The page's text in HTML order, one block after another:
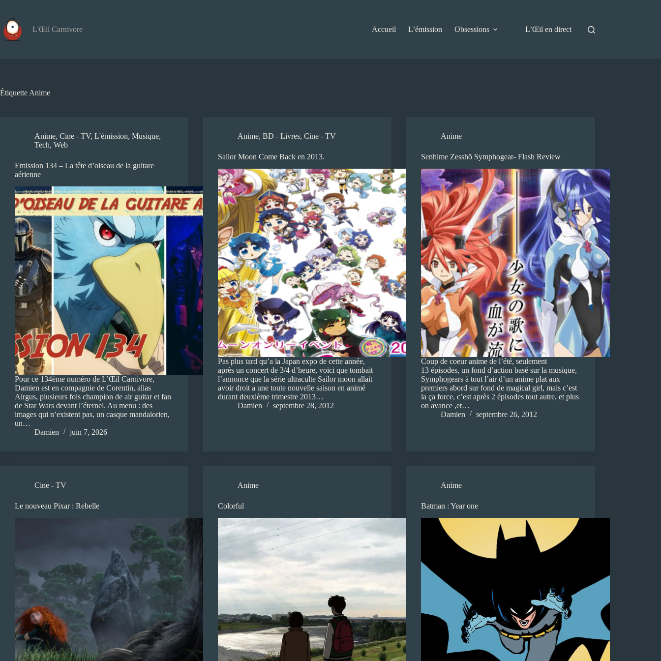
contenu
L'Œil Carnivore
Accueil L’émission Obsessions L’Œil en direct
Étiquette Anime
Anime, Cine - TV, L'émission, Musique,
Tech, Web
Emission 134 – La tête d’oiseau de la guitare
aérienne
Pour ce 134ème numéro de L’Œil Carnivore,
Damien est en compagnie de Corentin, alias
Airgus, plusieurs fois champion de air guitar et fan
de Star Wars devant l’éternel. Au menu : des
images qui n’existent pas, un casque mandalorien,
un…
Damien
juin 7, 2026
Anime,BD - Livres,Cine - TV
Sailor Moon Come Back en 2013.
Pas plus tard qu’a la Japan expo de cette année,
après un concert de 3/4 d’heure, voici que tombait
l’annonce que la série ultraculte Sailor moon allait
avoir droit a une toute nouvelle saison en animé
durant deuxième trimestre 2013…
Damien
septembre 28, 2012
Anime
Senhime Zesshō Symphogear- Flash Review
Coup de coeur anime de l’été, seulement
13 épisodes, un fond d’action basé sur la musique,
Symphogears à tout l’air d’un anime plat aux
premiers abord sur fond de magical girl, mais c’est
la ça force, c’est après 2 épisodes tout autre, et plus
on avance ,et…
Damien
septembre 26, 2012
Cine - TV
Le nouveau Pixar : Rebelle
Anime
Colorful
Anime
Batman : Year one